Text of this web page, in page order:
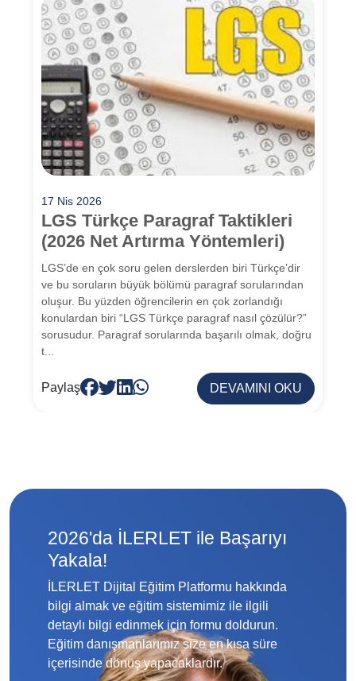
17 Nis 2026
LGS Türkçe Paragraf Taktikleri
(2026 Net Artırma Yöntemleri)
LGS’de en çok soru gelen derslerden biri Türkçe’dir
ve bu soruların büyük bölümü paragraf sorularından
oluşur. Bu yüzden öğrencilerin en çok zorlandığı
konulardan biri “LGS Türkçe paragraf nasıl çözülür?”
sorusudur. Paragraf sorularında başarılı olmak, doğru
t...
Paylaş DEVAMINI OKU
2026'da İLERLET ile Başarıyı
Yakala!
İLERLET Dijital Eğitim Platformu hakkında
bilgi almak ve eğitim sistemimiz ile ilgili
detaylı bilgi edinmek için formu doldurun.
Eğitim danışmanlarımız size en kısa süre
içerisinde dönüş yapacaklardır.